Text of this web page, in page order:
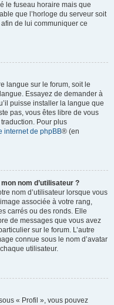
le fuseau horaire mais que
que l’horloge du serveur soit
de lui communiquer ce
langue sur le forum, soit le
Essayez de demander à
puisse installer la langue que
pas, vous êtes libre de vous
Pour plus
internet de phpBB® (en
nom d’utilisateur ?
nom d’utilisateur lorsque vous
associée à votre rang,
carrés ou des ronds. Elle
de messages que vous avez
sur le forum. L’autre
connue sous le nom d’avatar
utilisateur.
« Profil », vous pouvez